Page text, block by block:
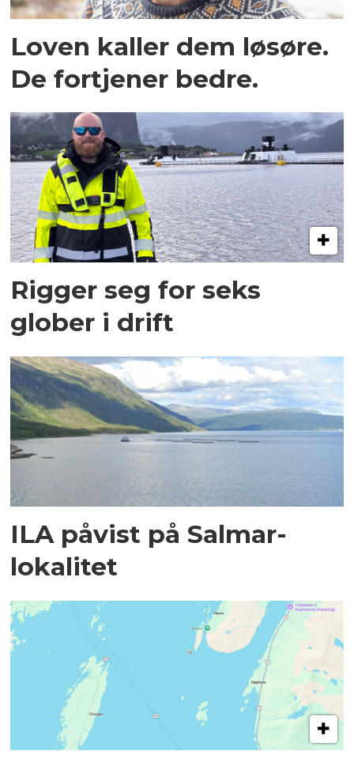
Loven kaller dem løsøre.
De fortjener bedre.
Rigger seg for seks
glober i drift
ILA påvist på Salmar-
lokalitet